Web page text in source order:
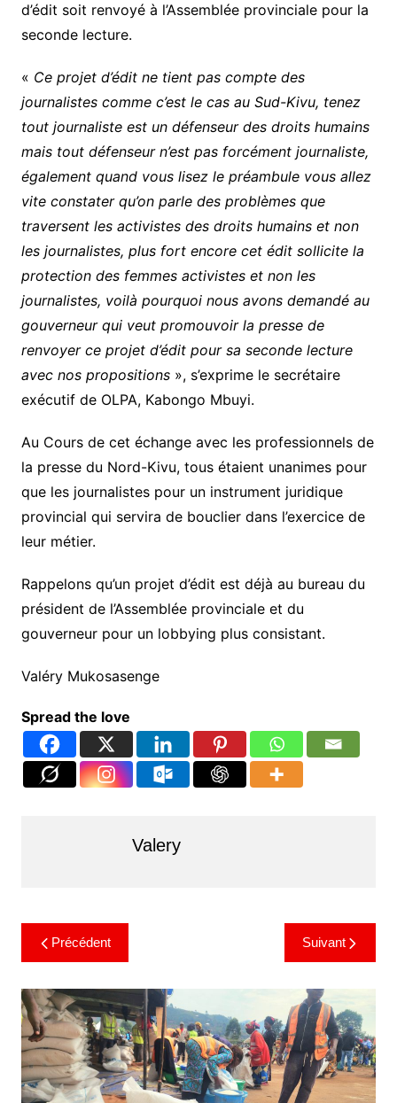
d’édit soit renvoyé à l’Assemblée provinciale pour la
seconde lecture.
« Ce projet d’édit ne tient pas compte des
journalistes comme c’est le cas au Sud-Kivu, tenez
tout journaliste est un défenseur des droits humains
mais tout défenseur n’est pas forcément journaliste,
également quand vous lisez le préambule vous allez
vite constater qu’on parle des problèmes que
traversent les activistes des droits humains et non
les journalistes, plus fort encore cet édit sollicite la
protection des femmes activistes et non les
journalistes, voilà pourquoi nous avons demandé au
gouverneur qui veut promouvoir la presse de
renvoyer ce projet d’édit pour sa seconde lecture
avec nos propositions », s’exprime le secrétaire
exécutif de OLPA, Kabongo Mbuyi.
Au Cours de cet échange avec les professionnels de
la presse du Nord-Kivu, tous étaient unanimes pour
que les journalistes pour un instrument juridique
provincial qui servira de bouclier dans l’exercice de
leur métier.
Rappelons qu’un projet d’édit est déjà au bureau du
président de l’Assemblée provinciale et du
gouverneur pour un lobbying plus consistant.
Valéry Mukosasenge
Spread the love
Valery
Précédent Suivant